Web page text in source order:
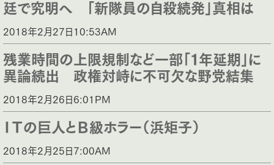
廷で究明へ 「新隊員の自殺続発」真相は
2018年2月27日10:53AM
残業時間の上限規制など一部「１年延期」に
異論続出 政権対峙に不可欠な野党結集
2018年2月26日6:01PM
ＩＴの巨人とＢ級ホラー（浜矩子）
2018年2月25日7:00AM